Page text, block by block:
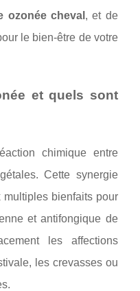
ozonée cheval , et de
le bien-être de votre
et quels sont
chimique entre
Cette synergie
bienfaits pour
et antifongique de
les affections
les crevasses ou